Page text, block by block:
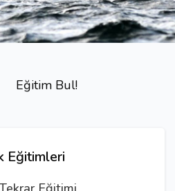
Eğitim Bul!
Eğitimleri